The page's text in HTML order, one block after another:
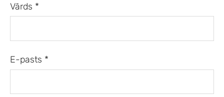
Vārds *
E-pasts *